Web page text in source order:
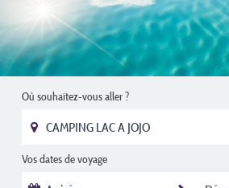
Où souhaitez-vous aller ?
Vos dates de voyage